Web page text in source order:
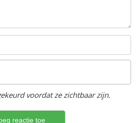
voordat ze zichtbaar zijn.